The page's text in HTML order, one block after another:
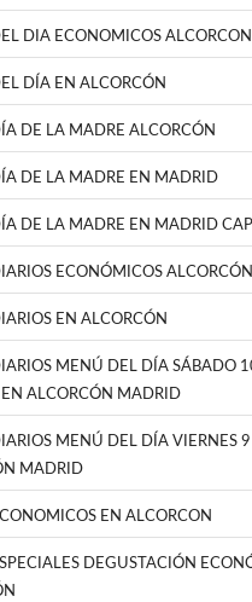
DIA ECONOMICOS
DÍA EN ALCORCÓN
DE LA MADRE ALCORCÓN
DE LA MADRE EN MADRID
DE LA MADRE EN MADRID
ECONÓMICOS ALCORCÓN
EN ALCORCÓN
MENÚ DEL DÍA SÁBADO
EN ALCORCÓN MADRID
MENÚ DEL DÍA VIERNES 9
MADRID
EN ALCORCON
DEGUSTACIÓN